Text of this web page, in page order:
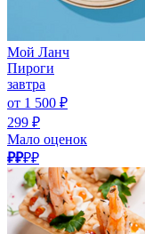
Мой Ланч
Пироги
завтра
от 1 500 ₽
299 ₽
Мало оценок
₽₽₽₽